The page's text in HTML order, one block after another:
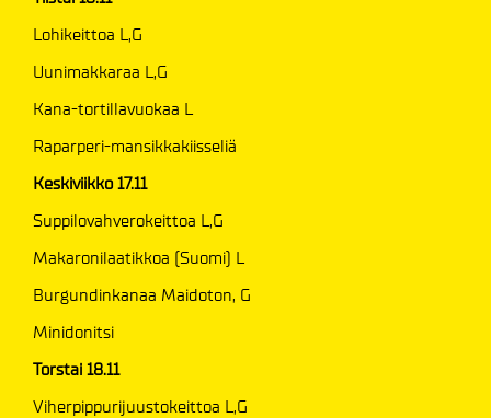
Lohikeittoa L,G
Uunimakkaraa L,G
Kana-tortillavuokaa L
Raparperi-mansikkakiisseliä
Keskiviikko 17.11
Suppilovahverokeittoa L,G
Makaronilaatikkoa (Suomi) L
Burgundinkanaa Maidoton, G
Minidonitsi
Torstai 18.11
Viherpippurijuustokeittoa L,G